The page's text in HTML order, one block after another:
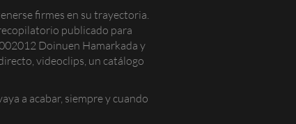
firmes en su trayectoria.
publicado para
Doinuen Hamarkada y
videoclips, un catálogo
a acabar, siempre y cuando